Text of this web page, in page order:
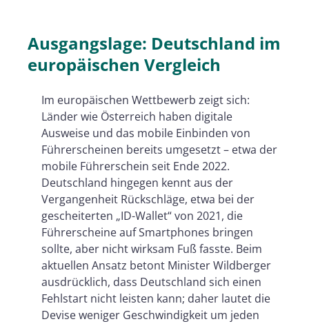
Ausgangslage: Deutschland im
europäischen Vergleich
Im europäischen Wettbewerb zeigt sich:
Länder wie Österreich haben digitale
Ausweise und das mobile Einbinden von
Führerscheinen bereits umgesetzt – etwa der
mobile Führerschein seit Ende 2022.
Deutschland hingegen kennt aus der
Vergangenheit Rückschläge, etwa bei der
gescheiterten „ID-Wallet“ von 2021, die
Führerscheine auf Smartphones bringen
sollte, aber nicht wirksam Fuß fasste. Beim
aktuellen Ansatz betont Minister Wildberger
ausdrücklich, dass Deutschland sich einen
Fehlstart nicht leisten kann; daher lautet die
Devise weniger Geschwindigkeit um jeden